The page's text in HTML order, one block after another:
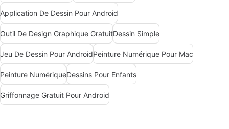
Application De Dessin Pour Android
Outil De Design Graphique GratuitDessin Simple
Jeu De Dessin Pour AndroidPeinture Numérique Pour Mac
Peinture NumériqueDessins Pour Enfants
Griffonnage Gratuit Pour Android